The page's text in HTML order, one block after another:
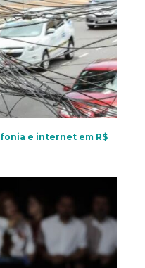
e internet em R$